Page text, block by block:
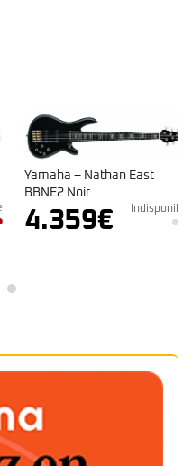
Yamaha – Nathan East
BBNE2 Noir
4.359€ Indisponible